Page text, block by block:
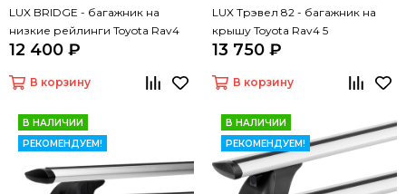
LUX BRIDGE - багажник на
низкие рейлинги Toyota Rav4
12 400 ₽
В корзину
LUX Трэвел 82 - багажник на
крышу Toyota Rav4 5
13 750 ₽
В корзину
В НАЛИЧИИ
РЕКОМЕНДУЕМ!
В НАЛИЧИИ
РЕКОМЕНДУЕМ!